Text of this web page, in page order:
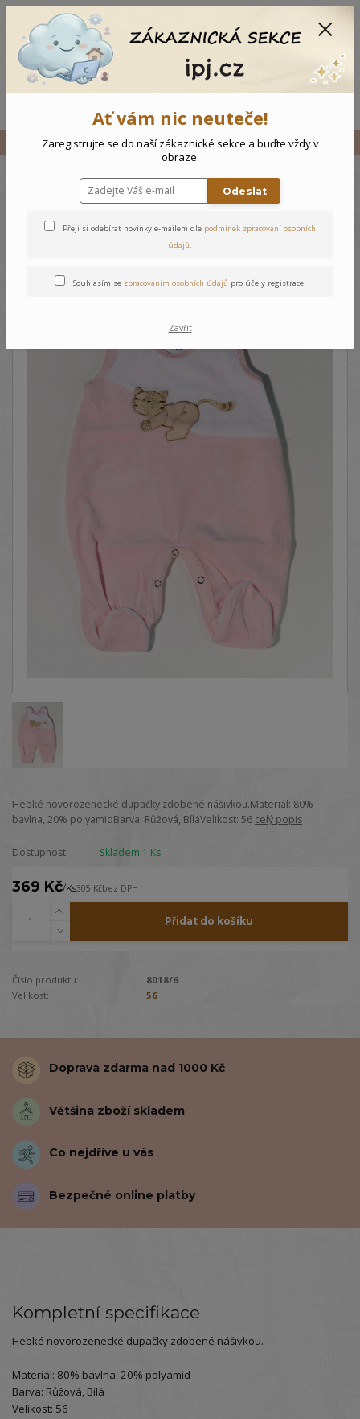
Vše Novorozenecké dupačky Kočička
Novorozenecké dupačky
Kočička
Hebké novorozenecké dupačky zdobené nášivkou.Materiál: 80%
bavlna, 20% polyamidBarva: Růžová, BíláVelikost: 56 celý popis
Dostupnost Skladem 1 Ks
369 Kč/Ks305 Kčbez DPH
Přidat do košíku
Číslo produktu:
8018/6
Velikost:
56
Doprava zdarma nad 1000 Kč
Většina zboží skladem
Co nejdříve u vás
Bezpečné online platby
Kompletní specifikace
Hebké novorozenecké dupačky zdobené nášivkou.
Materiál: 80% bavlna, 20% polyamid
Barva: Růžová, Bílá
Velikost: 56
Ať vám nic neuteče!
Zaregistrujte se do naší zákaznické sekce a buďte vždy v
obraze.
Odeslat
Přeji si odebírat novinky e-mailem dle podmínek zpracování osobních
údajů.
Souhlasím se zpracováním osobních údajů pro účely registrace.
Zavřít